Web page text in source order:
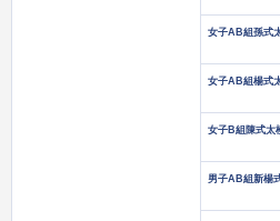
女子AB組孫式
女子AB組楊式
女子B組陳式太
男子AB組新楊